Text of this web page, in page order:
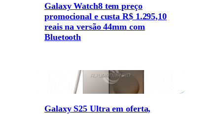
Galaxy Watch8 tem preço
promocional e custa R$ 1.295,10
reais na versão 44mm com
Bluetooth
Galaxy S25 Ultra em oferta,